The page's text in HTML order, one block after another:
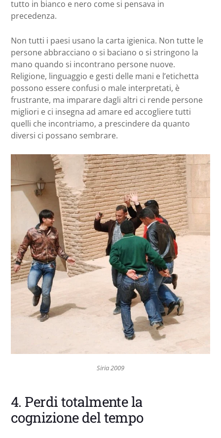
tutto in bianco e nero come si pensava in
precedenza.
Non tutti i paesi usano la carta igienica. Non tutte le
persone abbracciano o si baciano o si stringono la
mano quando si incontrano persone nuove.
Religione, linguaggio e gesti delle mani e l’etichetta
possono essere confusi o male interpretati, è
frustrante, ma imparare dagli altri ci rende persone
migliori e ci insegna ad amare ed accogliere tutti
quelli che incontriamo, a prescindere da quanto
diversi ci possano sembrare.
Siria 2009
4. Perdi totalmente la
cognizione del tempo